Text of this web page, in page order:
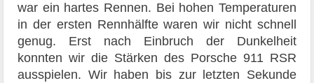
war ein hartes Rennen. Bei hohen Temperaturen
in der ersten Rennhälfte waren wir nicht schnell
genug. Erst nach Einbruch der Dunkelheit
konnten wir die Stärken des Porsche 911 RSR
ausspielen. Wir haben bis zur letzten Sekunde